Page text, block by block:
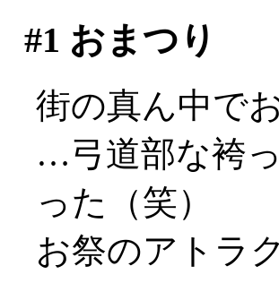
#1 おまつり
街の真ん中で
…弓道部な袴
った（笑）
お祭のアトラ